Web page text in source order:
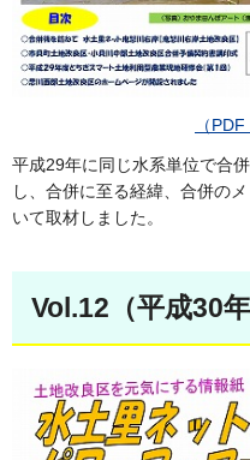
（
平成29年に同じ水系単位で合
し、合併に至る経緯、合併の
いて取材しました。
Vol.12（平成30年